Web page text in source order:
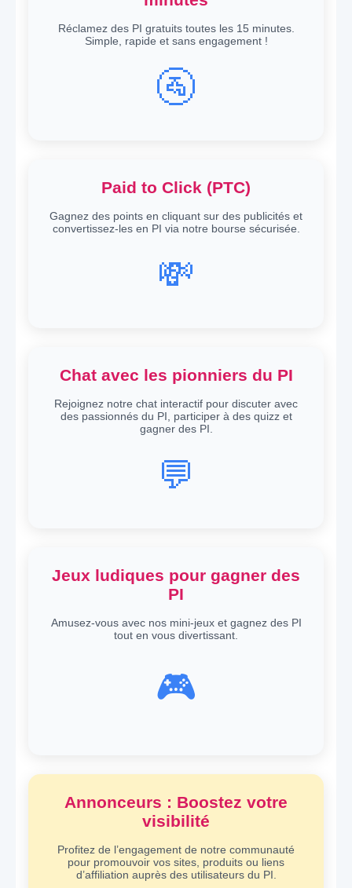
Réclamez des PI gratuits toutes les 15 minutes.
Simple, rapide et sans engagement !
🚰
Paid to Click (PTC)
Gagnez des points en cliquant sur des publicités et
convertissez-les en PI via notre bourse sécurisée.
💸
Chat avec les pionniers du PI
Rejoignez notre chat interactif pour discuter avec
des passionnés du PI, participer à des quizz et
gagner des PI.
💬
Jeux ludiques pour gagner des
PI
Amusez-vous avec nos mini-jeux et gagnez des PI
tout en vous divertissant.
🎮
Annonceurs : Boostez votre
visibilité
Profitez de l’engagement de notre communauté
pour promouvoir vos sites, produits ou liens
d’affiliation auprès des utilisateurs du PI.